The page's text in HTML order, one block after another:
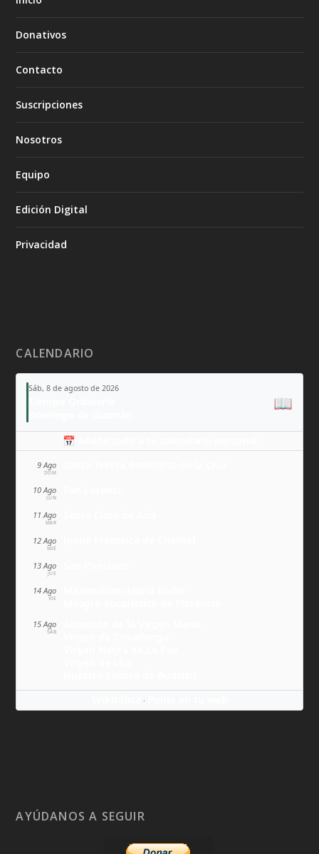
Donativos
Contacto
Suscripciones
Nosotros
Equipo
Edición Digital
Privacidad
CALENDARIO
Sáb, 8 de agosto de 2026
📖
📅 Añade todo a tu calendario personal
9 Ago
DOM
10 Ago
LUN
11 Ago
MAR
12 Ago
MIÉ
13 Ago
JUE
14 Ago
VIE
15 Ago
SÁB
·
AYÚDANOS A SEGUIR